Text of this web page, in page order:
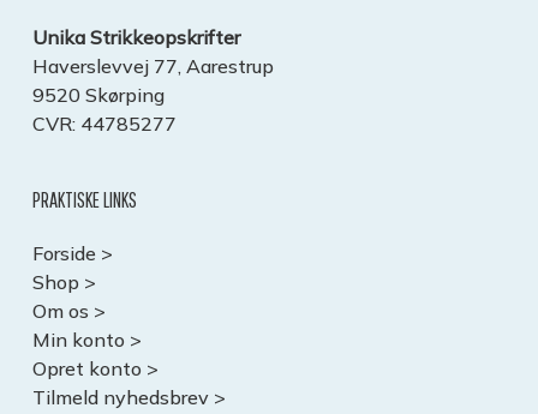
Unika Strikkeopskrifter
Haverslevvej 77, Aarestrup
9520 Skørping
CVR: 44785277
PRAKTISKE LINKS
Forside >
Shop >
Om os >
Min konto >
Opret konto >
Tilmeld nyhedsbrev >